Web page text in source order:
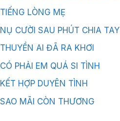
TIẾNG LÒNG MẸ
NỤ CƯỜI SAU PHÚT CHIA TAY
THUYỀN AI ĐÃ RA KHƠI
CÓ PHẢI EM QUÁ SI TÌNH
KẾT HỢP DUYÊN TÌNH
SAO MÃI CÒN THƯƠNG